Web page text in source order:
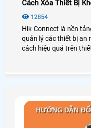
Cách Xóa Thiết Bị
12854
Hik-Connect là nền
quản lý các thiết bị an
cách hiệu quả trên thiết bị